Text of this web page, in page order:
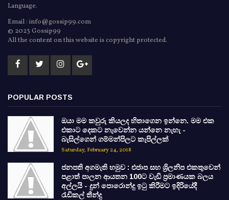
Language.
Email : info@gossip99.com
© 2023 Gossip99
All the content on this website is copyright protected.
POPULAR POSTS
ඔයා මම කවුරු කියලද හිතාගෙන ඉන්නෙ. මම එක
එකාට දෙකට නැවෙන්න යන්නෙ නැහැ -
බැසිල්ගෙන් ගම්මන්පිලට කැපිල්ලක්
Saturday, February 24, 2018
ජනපති අගමැති හමුව : එජාප සහ ශ්‍රිලනිප එකතුවෙන්
පළාත් පාලන ආයතන 100ට වැඩි ප්‍රමාණයක බලය
අල්ලයි - දුන් පොරොන්දු ඉටු කිරීමට ඉදිරියේදී
රැඩිකල් තීන්දු